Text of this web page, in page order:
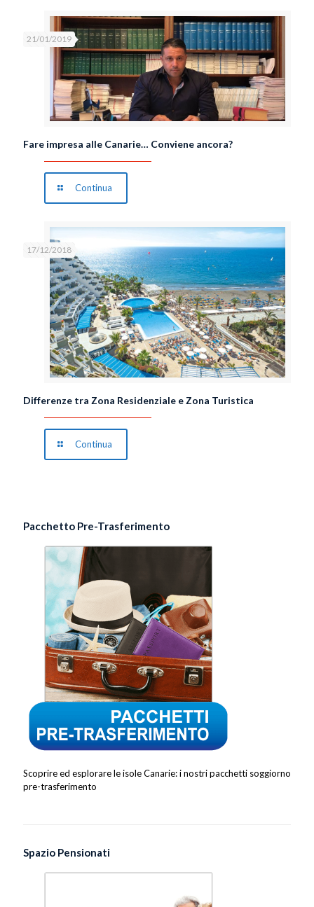
21/01/2019
Fare impresa alle Canarie… Conviene ancora?
Continua
17/12/2018
Differenze tra Zona Residenziale e Zona Turistica
Continua
Pacchetto Pre-Trasferimento
Scoprire ed esplorare le isole Canarie: i nostri pacchetti soggiorno
pre-trasferimento
Spazio Pensionati